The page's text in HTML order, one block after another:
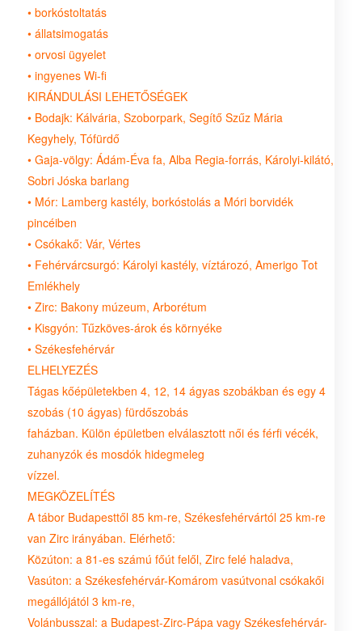
• borkóstoltatás
• állatsimogatás
• orvosi ügyelet
• ingyenes Wi-fi
KIRÁNDULÁSI LEHETŐSÉGEK
• Bodajk: Kálvária, Szoborpark, Segítő Szűz Mária
Kegyhely, Tófürdő
• Gaja-völgy: Ádám-Éva fa, Alba Regia-forrás, Károlyi-kilátó,
Sobri Jóska barlang
• Mór: Lamberg kastély, borkóstolás a Móri borvidék
pincéiben
• Csókakő: Vár, Vértes
• Fehérvárcsurgó: Károlyi kastély, víztározó, Amerigo Tot
Emlékhely
• Zirc: Bakony múzeum, Arborétum
• Kisgyón: Tűzköves-árok és környéke
• Székesfehérvár
ELHELYEZÉS
Tágas kőépületekben 4, 12, 14 ágyas szobákban és egy 4
szobás (10 ágyas) fürdőszobás
faházban. Külön épületben elválasztott női és férfi vécék,
zuhanyzók és mosdók hidegmeleg
vízzel.
MEGKÖZELÍTÉS
A tábor Budapesttől 85 km-re, Székesfehérvártól 25 km-re
van Zirc irányában. Elérhető:
Közúton: a 81-es számú főút felől, Zirc felé haladva,
Vasúton: a Székesfehérvár-Komárom vasútvonal csókakői
megállójától 3 km-re,
Volánbusszal: a Budapest-Zirc-Pápa vagy Székesfehérvár-